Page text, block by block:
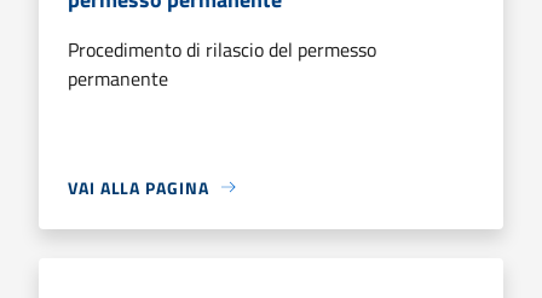
Procedimento di rilascio del permesso
permanente
VAI ALLA PAGINA